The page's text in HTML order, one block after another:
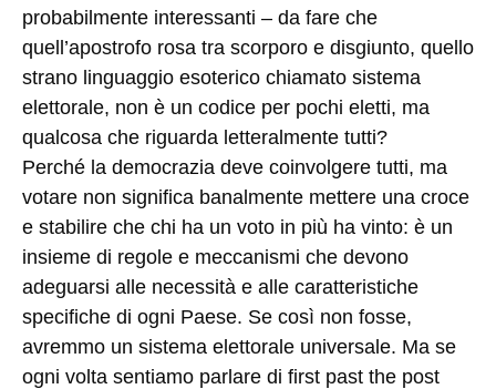
probabilmente interessanti – da fare che
quell’apostrofo rosa tra scorporo e disgiunto, quello
strano linguaggio esoterico chiamato sistema
elettorale, non è un codice per pochi eletti, ma
qualcosa che riguarda letteralmente tutti?
Perché la democrazia deve coinvolgere tutti, ma
votare non significa banalmente mettere una croce
e stabilire che chi ha un voto in più ha vinto: è un
insieme di regole e meccanismi che devono
adeguarsi alle necessità e alle caratteristiche
specifiche di ogni Paese. Se così non fosse,
avremmo un sistema elettorale universale. Ma se
ogni volta sentiamo parlare di first past the post